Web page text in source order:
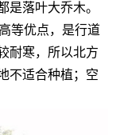
是落叶大乔木。
等优点，是行道
耐寒，所以北方
不适合种植；空